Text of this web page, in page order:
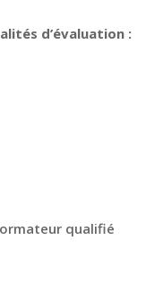
d’évaluation :
qualifié